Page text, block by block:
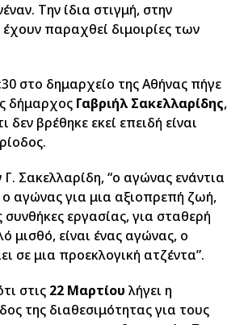
Την ίδια στιγμή, στην
παραχθεί διμοιρίες των
στο δημαρχείο της Αθήνας πήγε
δήμαρχος Γαβριήλ Σακελλαρίδης,
δεν βρέθηκε εκεί επειδή είναι
Σακελλαρίδη, “ο αγώνας ενάντια
ο αγώνας για μια αξιοπρεπή ζωή,
συνθήκες εργασίας, για σταθερή
μισθό, είναι ένας αγώνας, ο
σε μια προεκλογική ατζέντα”.
στις 22 Μαρτίου λήγει η
της διαθεσιμότητας για τους